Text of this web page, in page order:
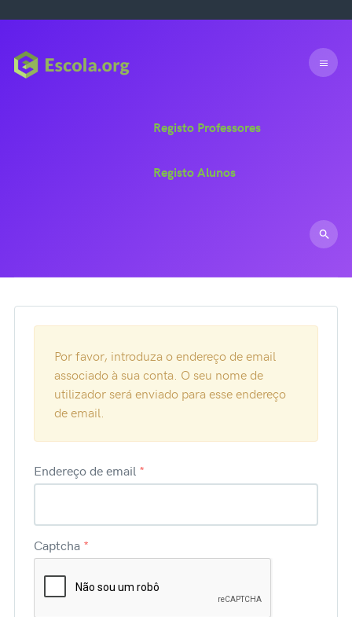
Registo Professores
Registo Alunos
Por favor, introduza o endereço de email
associado à sua conta. O seu nome de
utilizador será enviado para esse endereço
de email.
Endereço de email *
Captcha *